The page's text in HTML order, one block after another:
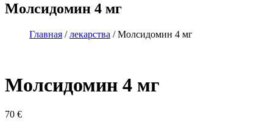
Молсидомин 4 мг
Главная /лекарства / Молсидомин 4 мг
Молсидомин 4 мг
70 €